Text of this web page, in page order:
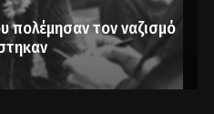
πολέμησαν τον ναζισμό